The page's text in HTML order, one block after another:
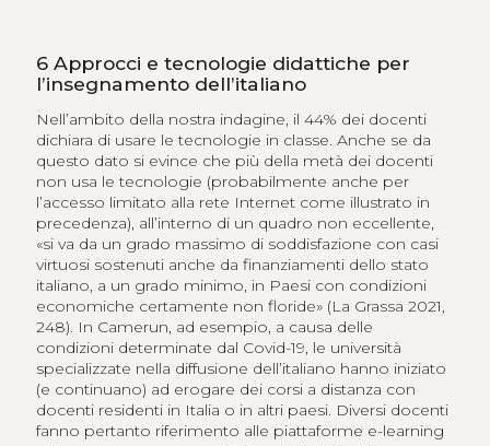
6 Approcci e tecnologie didattiche per
l’insegnamento dell’italiano
Nell’ambito della nostra indagine, il 44% dei docenti
dichiara di usare le tecnologie in classe. Anche se da
questo dato si evince che più della metà dei docenti
non usa le tecnologie (probabilmente anche per
l’accesso limitato alla rete Internet come illustrato in
precedenza), all’interno di un quadro non eccellente,
«si va da un grado massimo di soddisfazione con casi
virtuosi sostenuti anche da finanziamenti dello stato
italiano, a un grado minimo, in Paesi con condizioni
economiche certamente non floride» (La Grassa 2021,
248). In Camerun, ad esempio, a causa delle
condizioni determinate dal Covid-19, le università
specializzate nella diffusione dell’italiano hanno iniziato
(e continuano) ad erogare dei corsi a distanza con
docenti residenti in Italia o in altri paesi. Diversi docenti
fanno pertanto riferimento alle piattaforme e-learning